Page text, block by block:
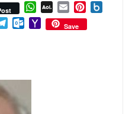
WhatsApp
AOL
Mail
Email Pinterest
Telegram
Outlook.com
Yahoo
Mail
Save